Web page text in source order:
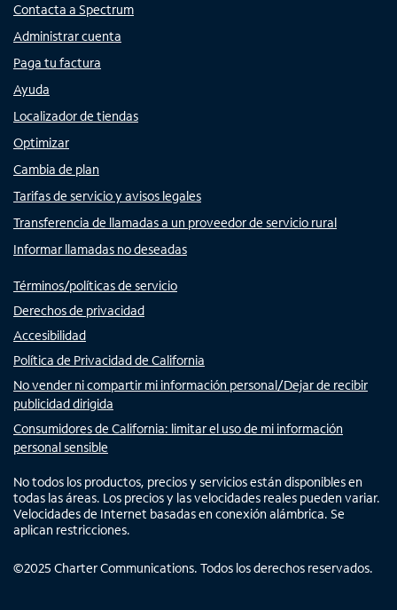
Contacta a Spectrum
Administrar cuenta
Paga tu factura
Ayuda
Localizador de tiendas
Optimizar
Cambia de plan
Tarifas de servicio y avisos legales
Transferencia de llamadas a un proveedor de servicio rural
Informar llamadas no deseadas
Términos/políticas de servicio
Derechos de privacidad
Accesibilidad
Política de Privacidad de California
No vender ni compartir mi información personal/Dejar de recibir
publicidad dirigida
Consumidores de California: limitar el uso de mi información
personal sensible
No todos los productos, precios y servicios están disponibles en
todas las áreas. Los precios y las velocidades reales pueden variar.
Velocidades de Internet basadas en conexión alámbrica. Se
aplican restricciones.
©2025 Charter Communications. Todos los derechos reservados.